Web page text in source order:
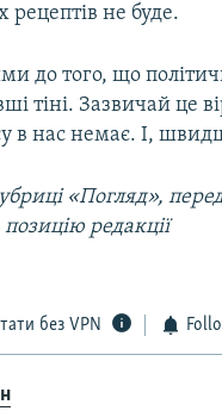
рецептів не буде.
до того, що
тіні. Зазвичай це
в нас немає. І,
«Погляд»,
редакції
без VPN